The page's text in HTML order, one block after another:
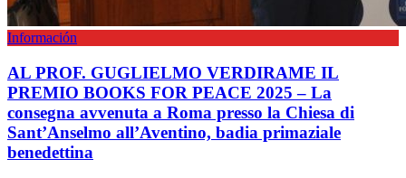
Información
AL PROF. GUGLIELMO VERDIRAME IL
PREMIO BOOKS FOR PEACE 2025 – La
consegna avvenuta a Roma presso la Chiesa di
Sant’Anselmo all’Aventino, badia primaziale
benedettina